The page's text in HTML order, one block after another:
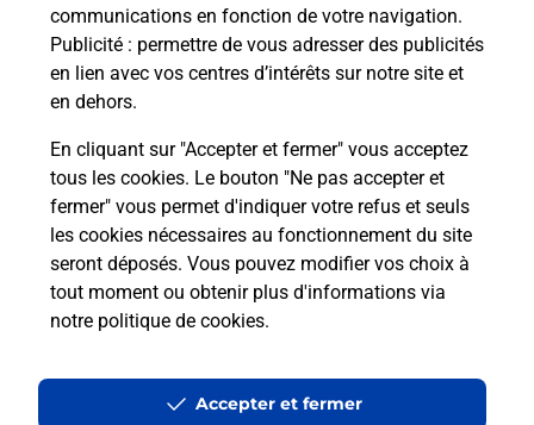
communications en fonction de votre navigation.
Publicité : permettre de vous adresser des publicités
en lien avec vos centres d’intérêts sur notre site et
en dehors.
En cliquant sur "Accepter et fermer" vous acceptez
tous les cookies. Le bouton "Ne pas accepter et
fermer" vous permet d'indiquer votre refus et seuls
les cookies nécessaires au fonctionnement du site
seront déposés. Vous pouvez modifier vos choix à
tout moment ou obtenir plus d'informations via
notre politique de cookies.
Accepter et fermer
1 Place De L Eglise
42510 Nervieux
Localiser Liste Boîtes aux lettres Loire Nervieux
Accessibilité : partiellement conforme